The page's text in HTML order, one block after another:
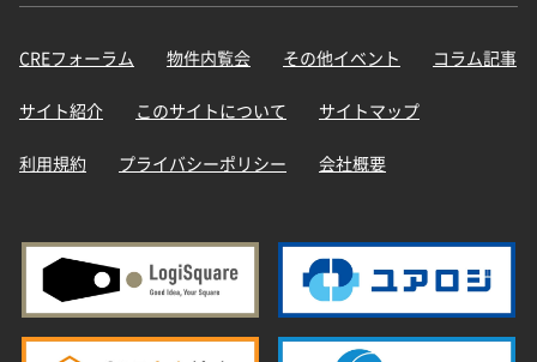
CREフォーラム 物件内覧会 その他イベント コラム記事
サイト紹介 このサイトについて サイトマップ
利用規約 プライバシーポリシー 会社概要